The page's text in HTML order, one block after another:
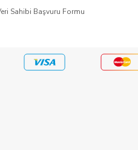
Sahibi Başvuru Formu